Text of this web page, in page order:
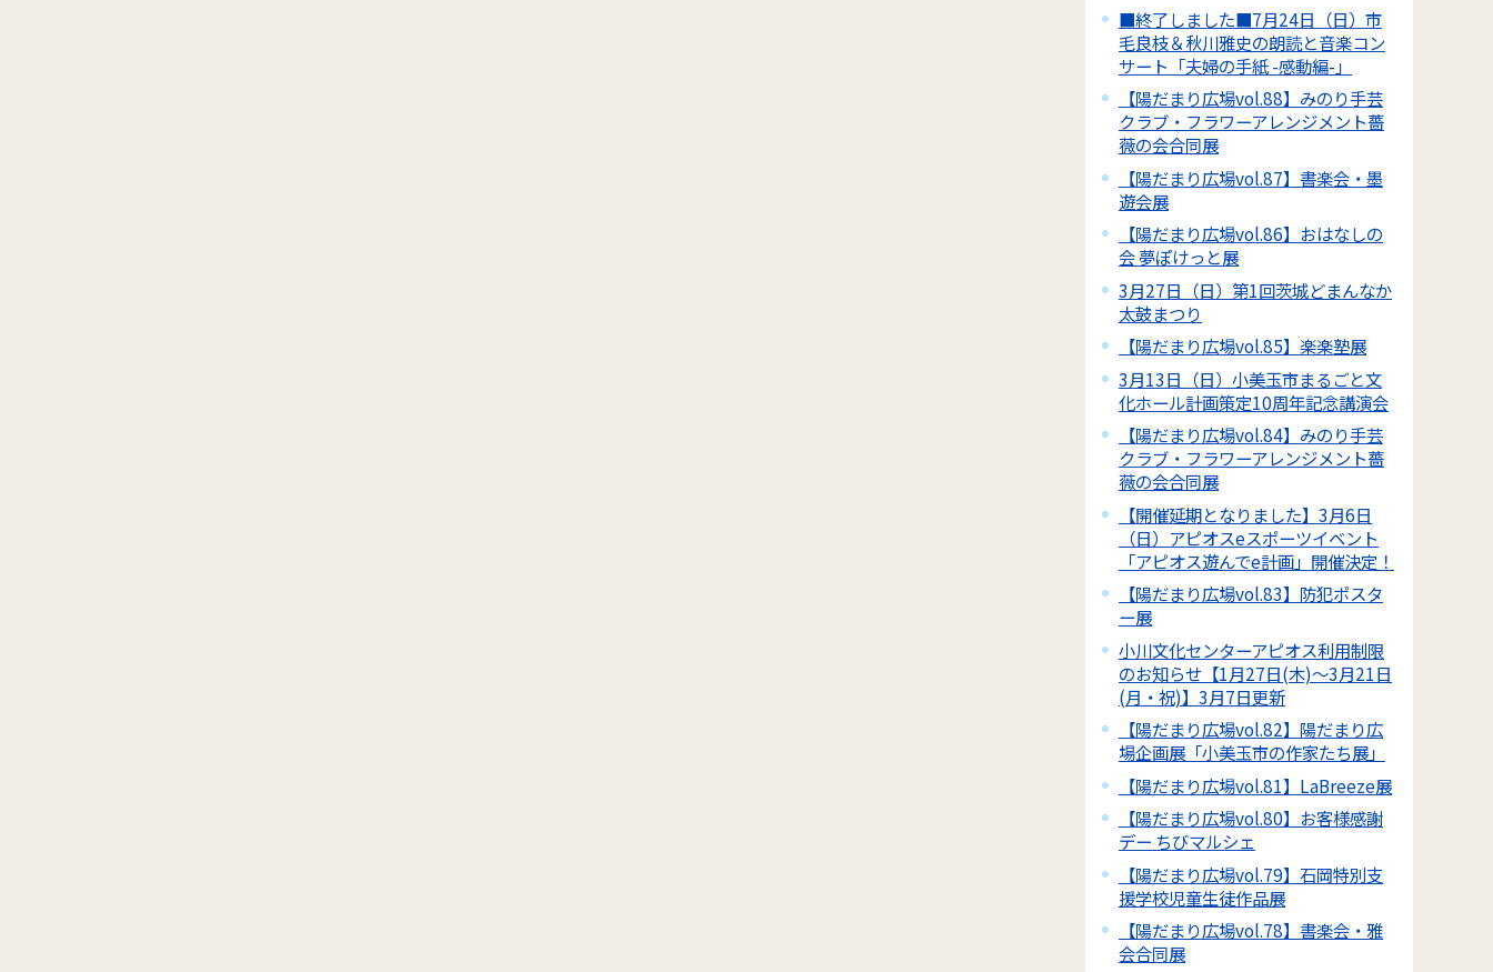
■終了しました■7月24日（日）市
毛良枝＆秋川雅史の朗読と音楽コン
サート「夫婦の手紙 -感動編-」
【陽だまり広場vol.88】みのり手芸
クラブ・フラワーアレンジメント薔
薇の会合同展
【陽だまり広場vol.87】書楽会・墨
遊会展
【陽だまり広場vol.86】おはなしの
会 夢ぽけっと展
3月27日（日）第1回茨城どまんなか
太鼓まつり
【陽だまり広場vol.85】楽楽塾展
3月13日（日）小美玉市まるごと文
化ホール計画策定10周年記念講演会
【陽だまり広場vol.84】みのり手芸
クラブ・フラワーアレンジメント薔
薇の会合同展
【開催延期となりました】3月6日
（日）アピオスeスポーツイベント
「アピオス遊んでe計画」開催決定！
【陽だまり広場vol.83】防犯ポスタ
ー展
小川文化センターアピオス利用制限
のお知らせ【1月27日(木)～3月21日
(月・祝)】3月7日更新
【陽だまり広場vol.82】陽だまり広
場企画展「小美玉市の作家たち展」
【陽だまり広場vol.81】LaBreeze展
【陽だまり広場vol.80】お客様感謝
デー ちびマルシェ
【陽だまり広場vol.79】石岡特別支
援学校児童生徒作品展
【陽だまり広場vol.78】書楽会・雅
会合同展